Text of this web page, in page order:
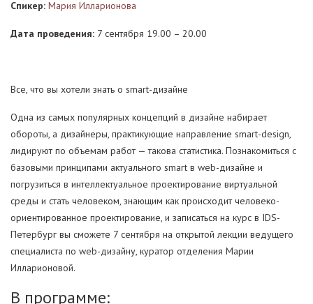
Спикер: Мария Илларионова
Дата проведения: 7 сентября 19.00 – 20.00
Все, что вы хотели знать о smart-дизайне
Одна из самых популярных концепций в дизайне набирает
обороты, а дизайнеры, практикующие направление smart-design,
лидируют по объемам работ — такова статистика. Познакомиться с
базовыми принципами актуального smart в web-дизайне и
погрузиться в интеллектуальное проектирование виртуальной
среды и стать человеком, знающим как происходит человеко-
ориентированное проектирование, и записаться на курс в IDS-
Петербург вы сможете 7 сентября на открытой лекции ведущего
специалиста по web-дизайну, куратор отделения Марии
Илларионовой.
В программе: